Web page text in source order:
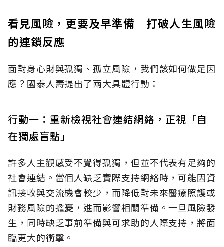
看見風險，更要及早準備 打破人生風險
的連鎖反應
面對身心財與孤獨、孤立風險，我們該如何做足因
應？國泰人壽提出了兩大具體行動：
行動一：重新檢視社會連結網絡，正視「自
在獨處盲點」
許多人主觀感受不覺得孤獨，但並不代表有足夠的
社會連結。當個人缺乏實際支持網絡時，可能因資
訊接收與交流機會較少，而降低對未來醫療照護或
財務風險的擔憂，進而影響相關準備。一旦風險發
生，同時缺乏事前準備與可求助的人際支持，將面
臨更大的衝擊。